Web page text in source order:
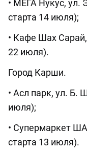
• МЕГА Нукус, ул.
старта 14 июля);
• Кафе Шах
22 июля).
Город Карши.
• Асл парк, ул. Б.
июля);
• Супермаркет
старта 13 июля).